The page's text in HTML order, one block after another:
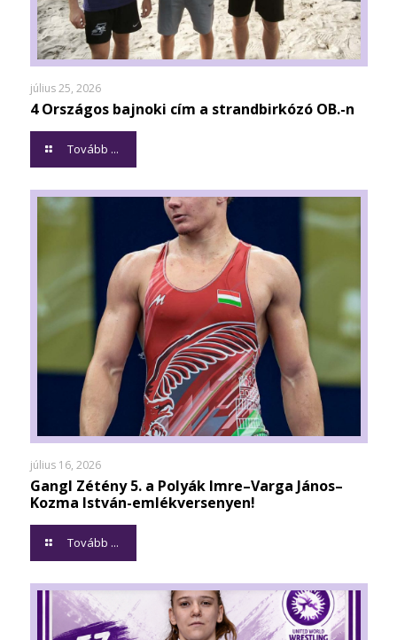
július 25, 2026
4 Országos bajnoki cím a strandbirkózó OB.-n
Tovább ...
július 16, 2026
Gangl Zétény 5. a Polyák Imre–Varga János–
Kozma István-emlékversenyen!
Tovább ...